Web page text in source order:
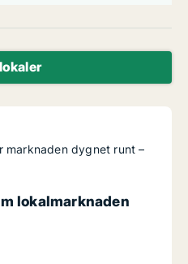
marknaden dygnet runt –
lokalmarknaden